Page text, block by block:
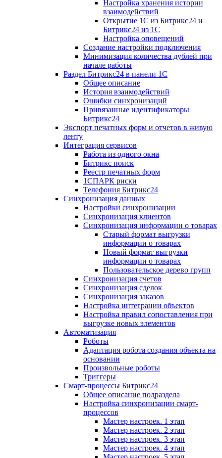
Настройка хранения истории
взаимодействий
Открытие 1С из Битрикс24 и
Битрикс24 из 1С
Настройка оповещений
Создание настройки подключения
Минимизация количества дублей при
начале работы
Раздел Битрикс24 в панели 1С
Общее описание
История взаимодействий
Ошибки синхронизаций
Привязанные идентификаторы
Битрикс24
Экспорт печатных форм и отчетов в живую
ленту
Интеграция сервисов
Работа из одного окна
Битрикс поиск
Реестр печатных форм
1СПАРК риски
Телефония Битрикс24
Синхронизация данных
Настройки синхронизации
Синхронизация клиентов
Синхронизация информации о товарах
Старый формат выгрузки
информации о товарах
Новый формат выгрузки
информации о товарах
Пользовательское дерево групп
Синхронизация счетов
Синхронизация сделок
Синхронизация заказов
Настройка интеграции объектов
Настройка правил сопоставления при
выгрузке новых элементов
Автоматизация
Роботы
Адаптация робота создания объекта на
основании
Произвольные роботы
Триггеры
Смарт-процессы Битрикс24
Общее описание подраздела
Настройка синхронизации смарт-
процессов
Мастер настроек. 1 этап
Мастер настроек. 2 этап
Мастер настроек. 3 этап
Мастер настроек. 4 этап